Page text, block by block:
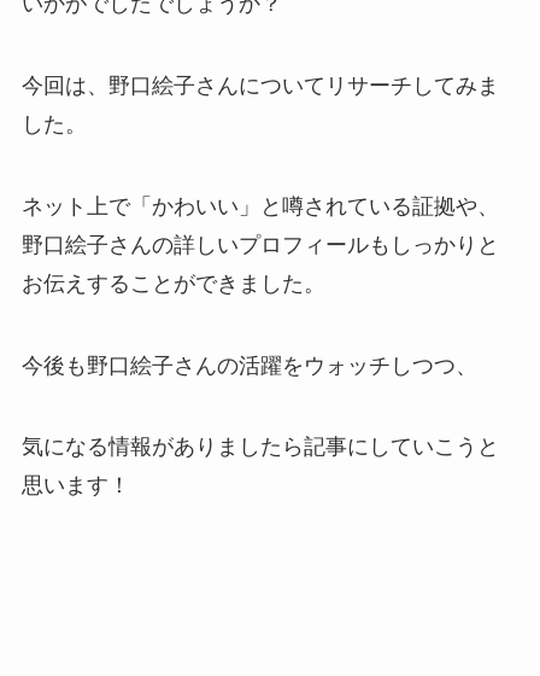
今回は、野口絵子さんについてリサーチしてみま
した。
ネット上で「かわいい」と噂されている証拠や、
野口絵子さんの詳しいプロフィールもしっかりと
お伝えすることができました。
今後も野口絵子さんの活躍をウォッチしつつ、
気になる情報がありましたら記事にしていこうと
思います！